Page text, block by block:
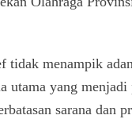
menampik
utama yang
sarana dan